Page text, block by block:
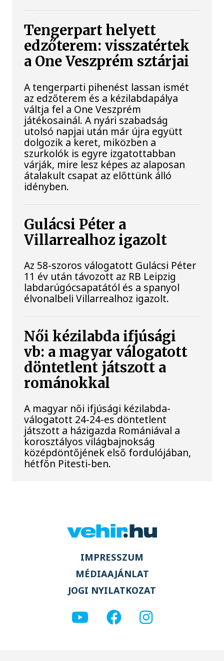
Tengerpart helyett
edzőterem: visszatértek
a One Veszprém sztárjai
A tengerparti pihenést lassan ismét
az edzőterem és a kézilabdapálya
váltja fel a One Veszprém
játékosainál. A nyári szabadság
utolsó napjai után már újra együtt
dolgozik a keret, miközben a
szurkolók is egyre izgatottabban
várják, mire lesz képes az alaposan
átalakult csapat az előttünk álló
idényben.
Gulácsi Péter a
Villarrealhoz igazolt
Az 58-szoros válogatott Gulácsi Péter
11 év után távozott az RB Leipzig
labdarúgócsapatától és a spanyol
élvonalbeli Villarrealhoz igazolt.
Női kézilabda ifjúsági
vb: a magyar válogatott
döntetlent játszott a
románokkal
A magyar női ifjúsági kézilabda-
válogatott 24-24-es döntetlent
játszott a házigazda Romániával a
korosztályos világbajnokság
középdöntőjének első fordulójában,
hétfőn Pitesti-ben.
IMPRESSZUM
MÉDIAAJÁNLAT
JOGI NYILATKOZAT